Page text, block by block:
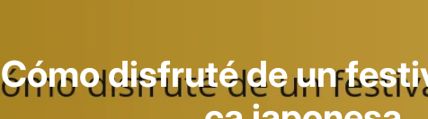
Cómo disfruté de un